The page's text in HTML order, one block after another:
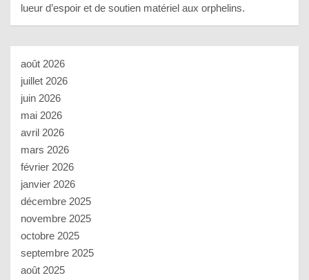
lueur d’espoir et de soutien matériel aux orphelins.
août 2026
juillet 2026
juin 2026
mai 2026
avril 2026
mars 2026
février 2026
janvier 2026
décembre 2025
novembre 2025
octobre 2025
septembre 2025
août 2025